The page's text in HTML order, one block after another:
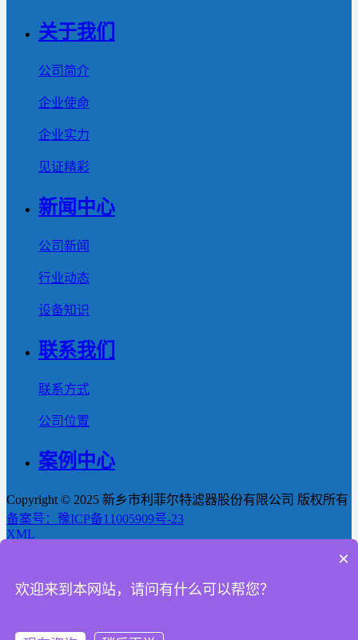
关于我们
公司简介
企业使命
企业实力
见证精彩
新闻中心
公司新闻
行业动态
设备知识
联系我们
联系方式
公司位置
案例中心
Copyright © 2025 新乡市利菲尔特滤器股份有限公司 版权所有
备案号：豫ICP备11005909号-23
XML
产品
新闻
×
欢迎来到本网站，请问有什么可以帮您？